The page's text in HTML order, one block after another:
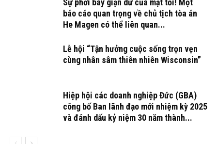
Sự phơi bày giận dữ của mặt tối! Một
báo cáo quan trọng về chủ tịch tòa án
He Magen có thể liên quan...
Lễ hội “Tận hưởng cuộc sống trọn vẹn
cùng nhân sâm thiên nhiên Wisconsin”
Hiệp hội các doanh nghiệp Đức (GBA)
công bố Ban lãnh đạo mới nhiệm kỳ 2025
và đánh dấu kỷ niệm 30 năm thành...